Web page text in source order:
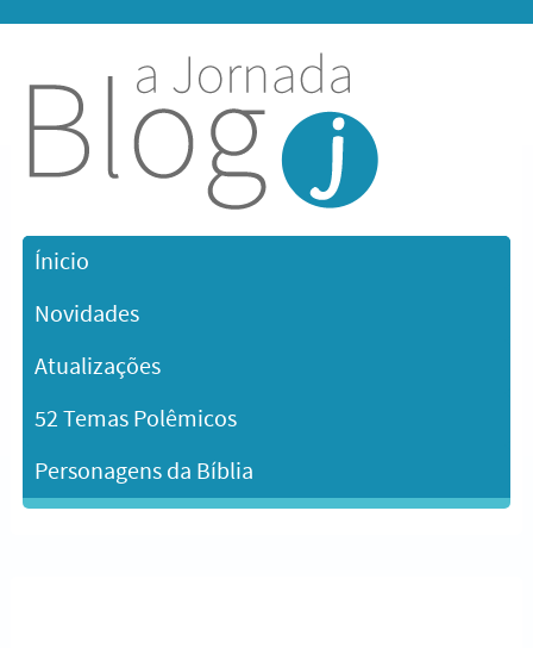
Ínicio
Novidades
Atualizações
52 Temas Polêmicos
Personagens da Bíblia